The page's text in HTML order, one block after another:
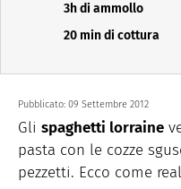
3h di ammollo
20 min di cottura
Pubblicato: 09 Settembre 2012
Gli spaghetti lorraine
pasta con le cozze
pezzetti. Ecco come